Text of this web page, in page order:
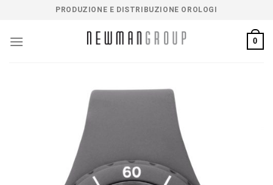
contenuti
PRODUZIONE E DISTRIBUZIONE OROLOGI
0